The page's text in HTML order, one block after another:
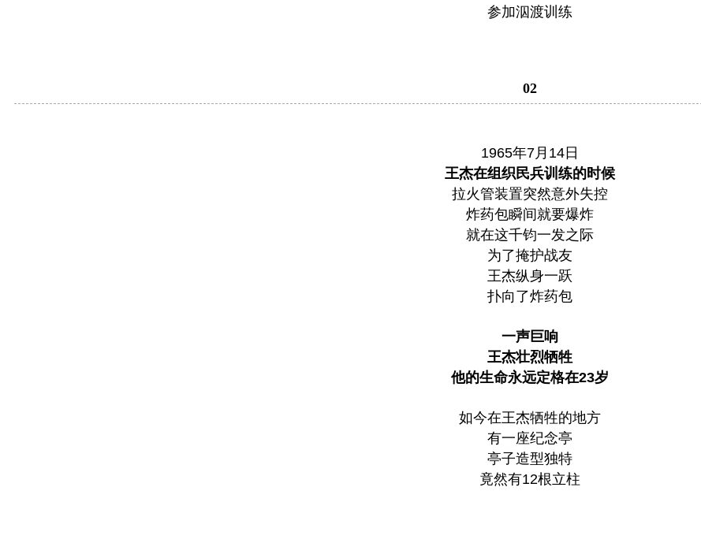
参加泅渡训练
02
1965年7月14日
王杰在组织民兵训练的时候
拉火管装置突然意外失控
炸药包瞬间就要爆炸
就在这千钧一发之际
为了掩护战友
王杰纵身一跃
扑向了炸药包
一声巨响
王杰壮烈牺牲
他的生命永远定格在23岁
如今在王杰牺牲的地方
有一座纪念亭
亭子造型独特
竟然有12根立柱